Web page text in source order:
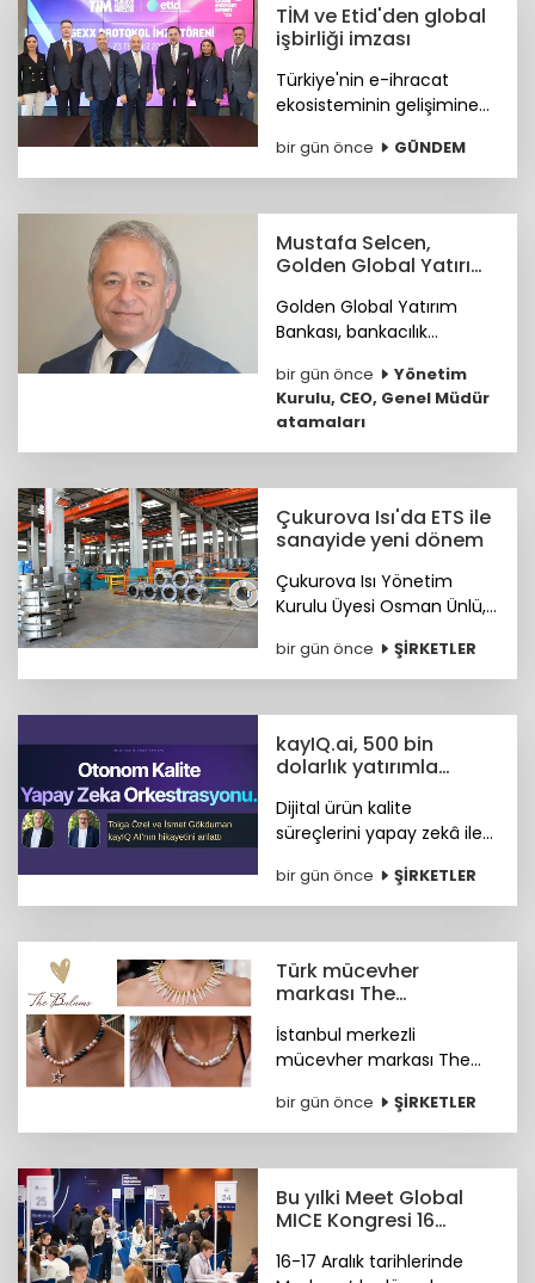
TİM ve Etid'den global
işbirliği imzası
Türkiye'nin e-ihracat
ekosisteminin gelişimine
ihracatçıların küresel
pazarlardaki rekabet
ETİD ile TİM arasında iş
birliği protokolü imzalandı.
bir gün önce GÜNDEM
Mustafa Selcen,
Golden Global Yatırım
Golden Global Yatırım
Bankası, bankacılık
deneyime sahip Mustafa
Selcen’i Yönetim Kurulu
Üyesi olarak atadı.
bir gün önce
Yönetim
Kurulu, CEO, Genel Müdür
atamaları
Çukurova Isı'da ETS ile
sanayide yeni dönem
Çukurova Isı Yönetim
Kurulu Üyesi Osman Ünlü,
ETS'nin sanayinin
uluslararası pazarlardaki
belirtti.
bir gün önce ŞİRKETLER
kayIQ.ai, 500 bin
dolarlık yatırımla
Dijital ürün kalite
süreçlerini yapay zekâ ile
kayIQ.ai platformu, 500
bin dolarlık yatırımla
bir gün önce ŞİRKETLER
Türk mücevher
markası The
başarı
İstanbul merkezli
mücevher markası The
koleksiyonuyla uluslararası
bağımsız tasarım
Badger'ın marka ağına
katıldı.
bir gün önce ŞİRKETLER
Bu yılki Meet Global
MICE Kongresi 16
16-17 Aralık tarihlerinde